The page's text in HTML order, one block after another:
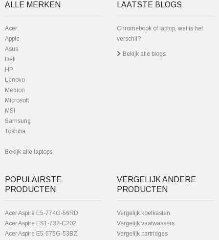
ALLE MERKEN
Acer
Apple
Asus
Dell
HP
Lenovo
Medion
Microsoft
MSI
Samsung
Toshiba
Bekijk alle laptops
LAATSTE BLOGS
Chromebook of laptop, wat is het
verschil?
Bekijk alle blogs
POPULAIRSTE
PRODUCTEN
Acer Aspire E5-774G-56RD
Acer Aspire ES1-732-C202
Acer Aspire E5-575G-53BZ
VERGELIJK ANDERE
PRODUCTEN
Vergelijk koelkasten
Vergelijk vaatwassers
Vergelijk cartridges